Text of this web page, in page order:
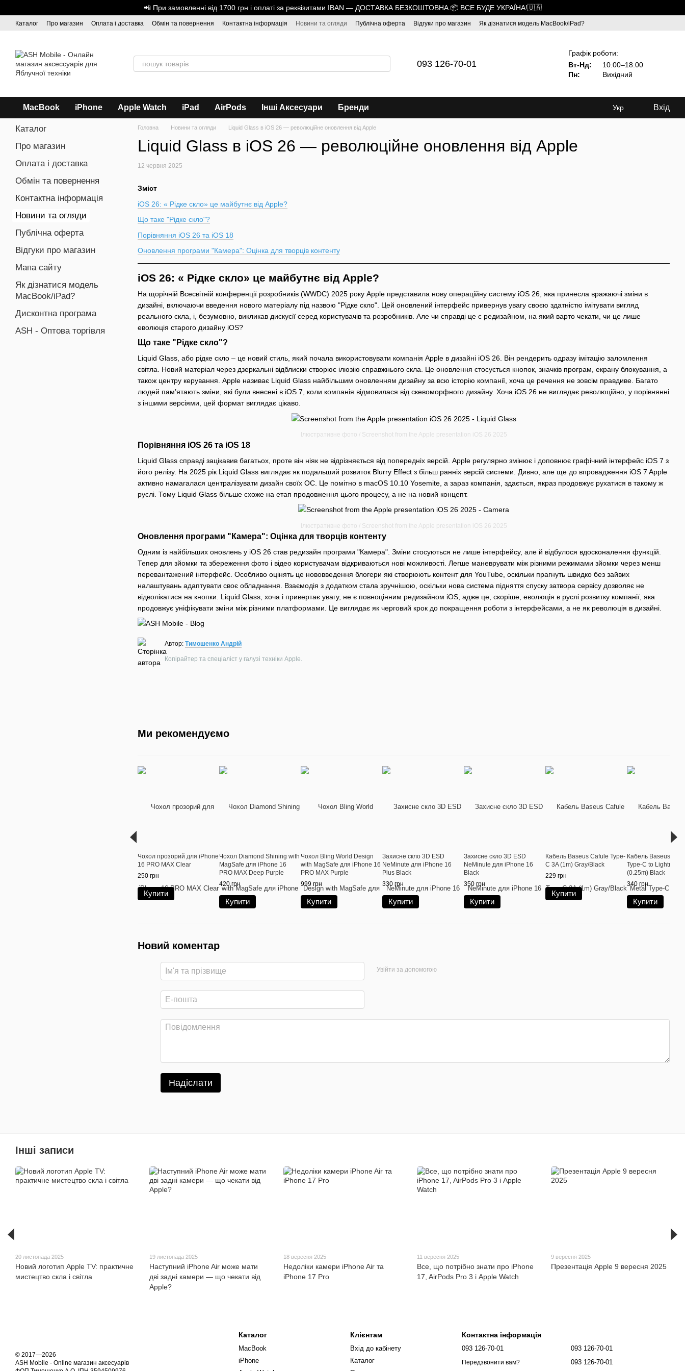
📲 При замовленні від 1700 грн і оплаті за реквізитами IBAN — ДОСТАВКА БЕЗКОШТОВНА.📦 ВСЕ БУДЕ УКРАЇНА!🇺🇦
Каталог Про магазин Оплата і доставка Обмін та повернення Контактна інформація Новини та огляди Публічна оферта Відгуки про магазин
Як дізнатися модель MacBook/iPad?
093 126-70-01
Графік роботи:
Вт-Нд:
10:00–18:00
Пн:
Вихідний
MacBook iPhone Apple Watch iPad AirPods Інші Аксесуари Бренди Укр Вхід
Головна Новини та огляди Liquid Glass в iOS 26 — революційне оновлення від Apple
Liquid Glass в iOS 26 — революційне оновлення від Apple
12 червня 2025
Зміст
iOS 26: « Рідке скло» це майбутнє від Apple?
Що таке "Рідке скло"?
Порівняння iOS 26 та iOS 18
Оновлення програми "Камера": Оцінка для творців контенту
iOS 26: « Рідке скло» це майбутнє від Apple?
На щорічній Всесвітній конференції розробників (WWDC) 2025 року Apple представила нову операційну систему iOS 26, яка принесла вражаючі зміни в
дизайні, включаючи введення нового матеріалу під назвою "Рідке скло". Цей оновлений інтерфейс привернув увагу своєю здатністю імітувати вигляд
реального скла, і, безумовно, викликав дискусії серед користувачів та розробників. Але чи справді це є редизайном, на який варто чекати, чи це лише
еволюція старого дизайну iOS?
Що таке "Рідке скло"?
Liquid Glass, або рідке скло – це новий стиль, який почала використовувати компанія Apple в дизайні iOS 26. Він рендерить одразу імітацію заломлення
світла. Новий матеріал через дзеркальні відблиски створює ілюзію справжнього скла. Це оновлення стосується кнопок, значків програм, екрану блокування, а
також центру керування. Apple називає Liquid Glass найбільшим оновленням дизайну за всю історію компанії, хоча це речення не зовсім правдиве. Багато
людей пам’ятають зміни, які були внесені в iOS 7, коли компанія відмовилася від скевоморфного дизайну. Хоча iOS 26 не виглядає революційно, у порівнянні
з іншими версіями, цей формат виглядає цікаво.
Ілюстративне фото / Screenshot from the Apple presentation iOS 26 2025
Порівняння iOS 26 та iOS 18
Liquid Glass справді зацікавив багатьох, проте він ніяк не відрізняється від попередніх версій. Apple регулярно змінює і доповнює графічний інтерфейс iOS 7 з
його релізу. На 2025 рік Liquid Glass виглядає як подальший розвиток Blurry Effect з більш ранніх версій системи. Дивно, але ще до впровадження iOS 7 Apple
активно намагалася централізувати дизайн своїх ОС. Це помітно в macOS 10.10 Yosemite, а зараз компанія, здається, якраз продовжує рухатися в такому ж
руслі. Тому Liquid Glass більше схоже на етап продовження цього процесу, а не на новий концепт.
Ілюстративне фото / Screenshot from the Apple presentation iOS 26 2025
Оновлення програми "Камера": Оцінка для творців контенту
Одним із найбільших оновлень у iOS 26 став редизайн програми "Камера". Зміни стосуються не лише інтерфейсу, але й відбулося вдосконалення функцій.
Тепер для зйомки та збереження фото і відео користувачам відкриваються нові можливості. Легше маневрувати між різними режимами зйомки через менш
перевантажений інтерфейс. Особливо оцінять це нововведення блогери які створюють контент для YouTube, оскільки прагнуть швидко без зайвих
налаштувань адаптувати своє обладнання. Взаємодія з додатком стала зручнішою, оскільки нова система підняття спуску затвора сервісу дозволяє не
відволікатися на кнопки. Liquid Glass, хоча і привертає увагу, не є повноцінним редизайном iOS, адже це, скоріше, еволюція в руслі розвитку компанії, яка
продовжує уніфікувати зміни між різними платформами. Це виглядає як черговий крок до покращення роботи з інтерфейсами, а не як революція в дизайні.
Автор: Тимошенко Андрій
Копірайтер та спеціаліст у галузі техніки Apple.
Ми рекомендуємо
Чохол прозорий для iPhone
16 PRO MAX Clear
250 грн
Купити
Чохол Diamond Shining with
MagSafe для iPhone 16
PRO MAX Deep Purple
420 грн
Купити
Чохол Bling World Design
with MagSafe для iPhone 16
PRO MAX Purple
999 грн
Купити
Захисне скло 3D ESD
NeMinute для iPhone 16
Plus Black
330 грн
Купити
Захисне скло 3D ESD
NeMinute для iPhone 16
Black
350 грн
Купити
Кабель Baseus Cafule Type-
C 3A (1m) Gray/Black
229 грн
Купити
Кабель Baseus
Type-C to Lightning
(0.25m) Black
340 грн
Купити
Новий коментар
Увійти за допомогою
Надіслати
Каталог
Про магазин
Оплата і доставка
Обмін та повернення
Контактна інформація
Новини та огляди
Публічна оферта
Відгуки про магазин
Мапа сайту
Як дізнатися модель
MacBook/iPad?
Дисконтна програма
ASH - Оптова торгівля
Інші записи
20 листопада 2025
Новий логотип Apple TV: практичне
мистецтво скла і світла
19 листопада 2025
Наступний iPhone Air може мати
дві задні камери — що чекати від
Apple?
18 вересня 2025
Недоліки камери iPhone Air та
iPhone 17 Pro
11 вересня 2025
Все, що потрібно знати про iPhone
17, AirPods Pro 3 і Apple Watch
9 вересня 2025
Презентація Apple 9 вересня 2025
© 2017—2026
ASH Mobile - Online магазин аксесуарів
Каталог
MacBook
iPhone
Клієнтам
Вхід до кабінету
Каталог
Контактна інформація
093 126-70-01
Передзвонити вам?
093 126-70-01
093 126-70-01